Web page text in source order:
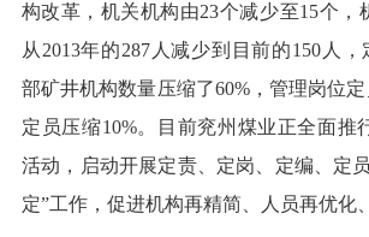
构改革，机关机构由23个减少至15个，
从2013年的287人减少到目前的150人，
部矿井机构数量压缩了60%，管理岗位
定员压缩10%。目前兖州煤业正全面推
活动，启动开展定责、定岗、定编、定
定”工作，促进机构再精简、人员再优化